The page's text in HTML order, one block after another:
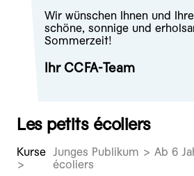
Wir wünschen Ihnen und
schöne, sonnige und
Sommerzeit!
Ihr CCFA-Team
Les petits écoliers
Kurse Junges Publikum > Ab 6
écoliers